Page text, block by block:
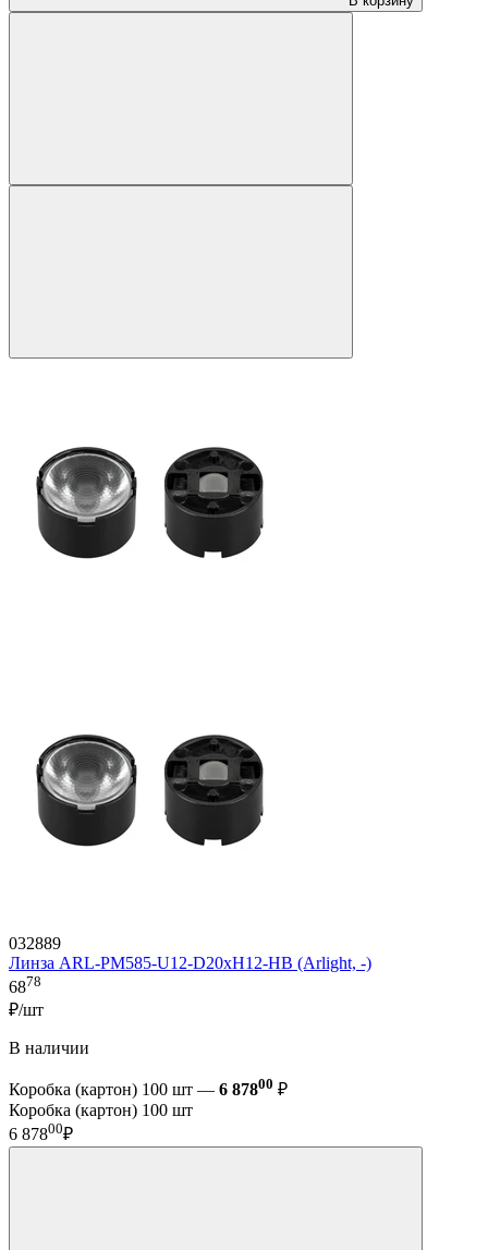
032889
Линза ARL-PM585-U12-D20xH12-HB (Arlight, -)
6878
₽/шт
В наличии
Коробка (картон) 100 шт — 6 87800 ₽
Коробка (картон) 100 шт
6 87800₽